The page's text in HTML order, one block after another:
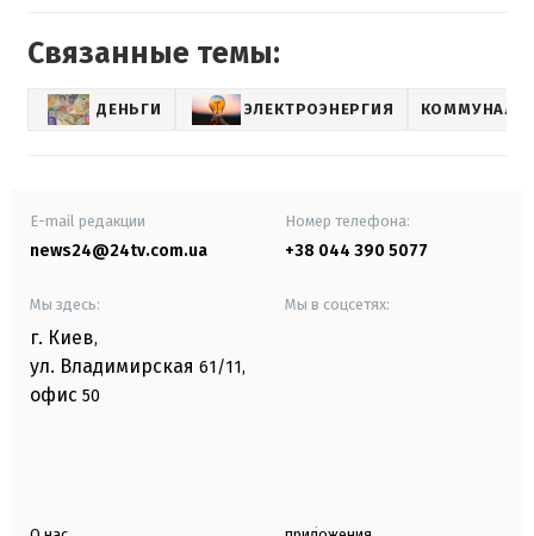
Связанные темы:
ДЕНЬГИ ЭЛЕКТРОЭНЕРГИЯ
E-mail редакции
news24@24tv.com.ua
Номер телефона:
+38 044 390 5077
Мы здесь:
г. Киев,
ул. Владимирская 61/11,
офис 50
Мы в соцсетях: